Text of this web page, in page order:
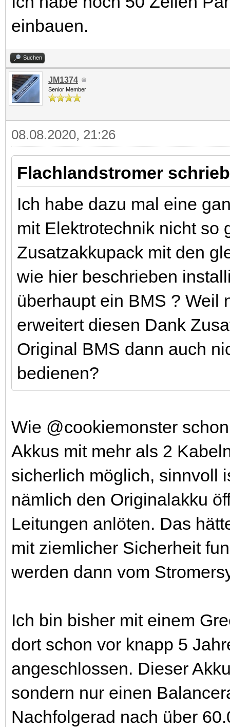
einbauen.
Suchen
JM1374
Senior Member
08.08.2020, 21:26
Flachlandstromer
Ich habe dazu mal eine
mit Elektrotechnik nicht so
Zusatzakkupack mit den
wie hier beschrieben
überhaupt ein BMS ? Weil
erweitert diesen Dank
Original BMS dann auch
bedienen?
Wie @cookiemonster
Akkus mit mehr als 2
sicherlich möglich, sinnvoll
nämlich den Originalakku
Leitungen anlöten. Das
mit ziemlicher Sicherheit
werden dann vom
Ich bin bisher mit einem
dort schon vor knapp 5
angeschlossen. Dieser
sondern nur einen
Nachfolgerad nach über